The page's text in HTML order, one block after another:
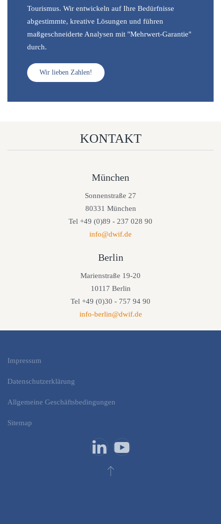
Tourismus. Wir entwickeln auf Ihre Bedürfnisse
abgestimmte, kreative Lösungen und führen
maßgeschneiderte Analysen mit "Mehrwert-Garantie"
durch.
Wir lieben Zahlen!
KONTAKT
München
Sonnenstraße 27
80331 München
Tel +49 (0)89 - 237 028 90
info@dwif.de
Berlin
Marienstraße 19-20
10117 Berlin
Tel +49 (0)30 - 757 94 90
info-berlin@dwif.de
Impressum
Datenschutzerklärung
Allgemeine Geschäftsbedingungen
Sitemap